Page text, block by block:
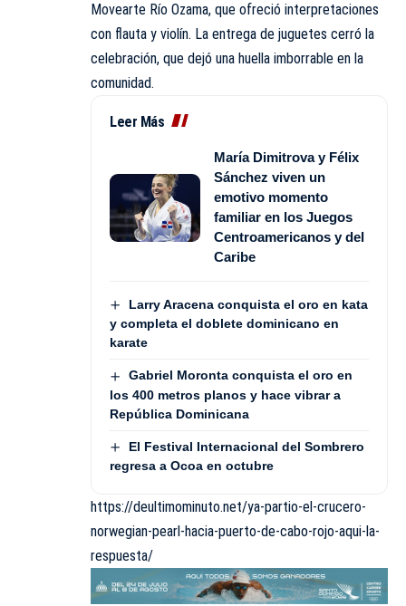
Movearte Río Ozama, que ofreció interpretaciones
con flauta y violín. La entrega de juguetes cerró la
celebración, que dejó una huella imborrable en la
comunidad.
Leer Más
María Dimitrova y Félix
Sánchez viven un
emotivo momento
familiar en los Juegos
Centroamericanos y del
Caribe
Larry Aracena conquista el oro en kata
y completa el doblete dominicano en
karate
Gabriel Moronta conquista el oro en
los 400 metros planos y hace vibrar a
República Dominicana
El Festival Internacional del Sombrero
regresa a Ocoa en octubre
https://deultimominuto.net/ya-partio-el-crucero-
norwegian-pearl-hacia-puerto-de-cabo-rojo-aqui-la-
respuesta/